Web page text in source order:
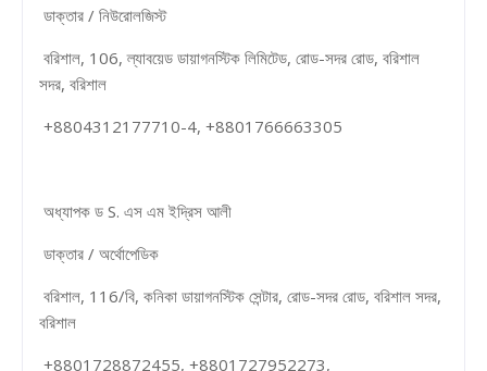
ডাক্তার / নিউরোলজিস্ট
বরিশাল, 106, ল্যাবয়েড ডায়াগনস্টিক লিমিটেড, রোড-সদর রোড, বরিশাল
সদর, বরিশাল
+8804312177710-4, +8801766663305
অধ্যাপক ড S. এস এম ইদ্রিস আলী
ডাক্তার / অর্থোপেডিক
বরিশাল, 116/বি, কনিকা ডায়াগনস্টিক সেন্টার, রোড-সদর রোড, বরিশাল সদর,
বরিশাল
+8801728872455, +8801727952273,